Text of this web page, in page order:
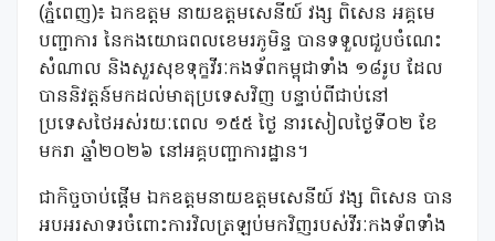
(ភ្នំពេញ)៖ ឯកឧត្តម នាយឧត្តមសេនីយ៍ វង្ស ពិសេន អគ្គមេ
បញ្ជាការ នៃកងយោធពលខេមរភូមិន្ទ បានទទួលជួបចំណេះ
សំណាល និងសួរសុខទុក្ខវីរៈកងទ័ពកម្ពុជាទាំង ១៨រូប ដែល
បាននិវត្តន៍មកដល់មាតុប្រទេសវិញ បន្ទាប់ពីជាប់នៅ
ប្រទេសថៃអស់រយៈពេល ១៥៥ ថ្ងៃ នារសៀលថ្ងៃទី០២ ខែ
មករា ឆ្នាំ២០២៦ នៅអគ្គបញ្ជាការដ្ឋាន។
ជាកិច្ចចាប់ផ្ដើម ឯកឧត្តមនាយឧត្តមសេនីយ៍ វង្ស ពិសេន បាន
អបអរសាទរចំពោះការវិលត្រឡប់មកវិញរបស់វីរៈកងទ័ពទាំង